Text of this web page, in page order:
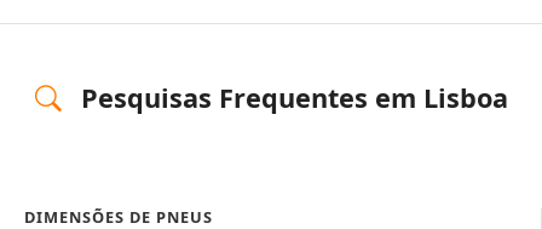
Pesquisas Frequentes em Lisboa
DIMENSÕES DE PNEUS